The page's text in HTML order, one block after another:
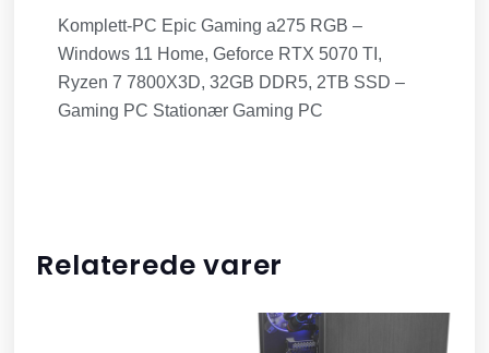
Komplett-PC Epic Gaming a275 RGB –
Windows 11 Home, Geforce RTX 5070 TI,
Ryzen 7 7800X3D, 32GB DDR5, 2TB SSD –
Gaming PC Stationær Gaming PC
Relaterede varer